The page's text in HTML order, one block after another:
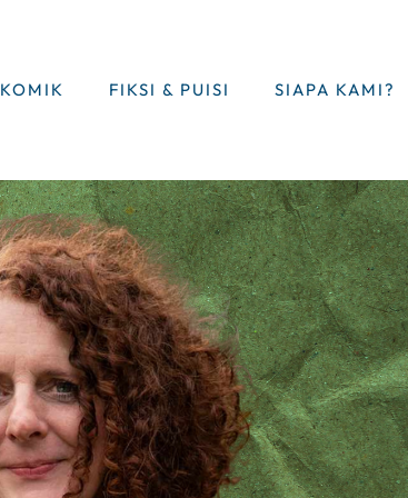
KOMIK FIKSI & PUISI SIAPA KAMI?